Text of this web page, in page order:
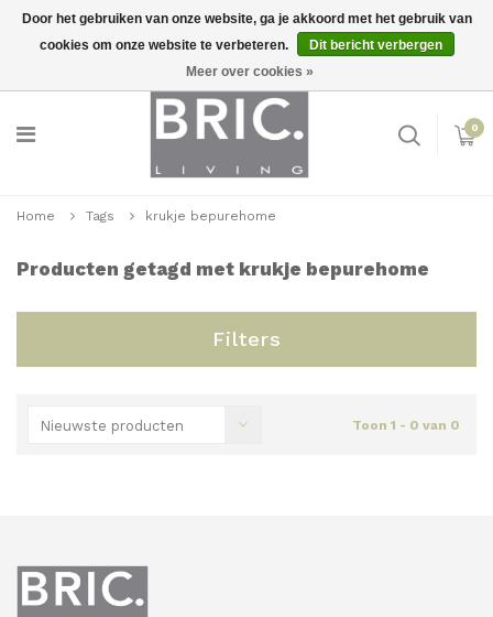
Inloggen
0
Home Tags krukje bepurehome
Producten getagd met krukje bepurehome
Filters
Nieuwste producten Toon 1 - 0 van 0
Door het gebruiken van onze website, ga je akkoord met het gebruik van
cookies om onze website te verbeteren.
Dit bericht verbergen
Meer over cookies »